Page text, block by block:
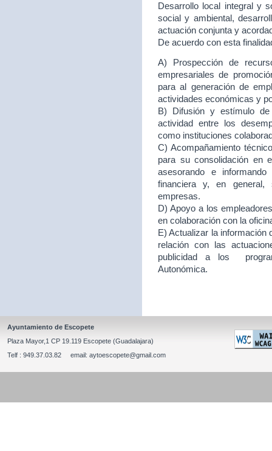
Desarrollo local integral y
social y ambiental,
actuación conjunta y
De acuerdo con esta
A) Prospección de
empresariales de
para al generación de
actividades económicas y
B) Difusión y estímulo de
actividad entre los
como instituciones
C) Acompañamiento
para su consolidación en
asesorando e
financiera y, en
empresas.
D) Apoyo a los
en colaboración con la
E) Actualizar la información
relación con las
publicidad a los
Autonómica.
Ayuntamiento de Escopete
Plaza Mayor,1 CP 19.119 Escopete (Guadalajara)
Telf : 949.37.03.82 email: aytoescopete@gmail.com